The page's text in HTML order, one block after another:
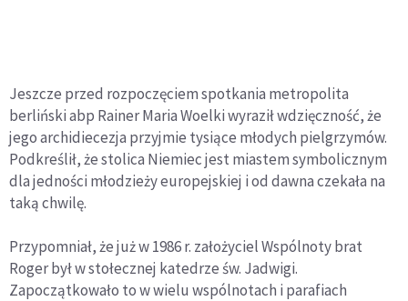
Jeszcze przed rozpoczęciem spotkania metropolita
berliński abp Rainer Maria Woelki wyraził wdzięczność, że
jego archidiecezja przyjmie tysiące młodych pielgrzymów.
Podkreślił, że stolica Niemiec jest miastem symbolicznym
dla jedności młodzieży europejskiej i od dawna czekała na
taką chwilę.
Przypomniał, że już w 1986 r. założyciel Wspólnoty brat
Roger był w stołecznej katedrze św. Jadwigi.
Zapoczątkowało to w wielu wspólnotach i parafiach